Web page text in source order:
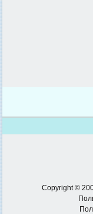
Copyright ©